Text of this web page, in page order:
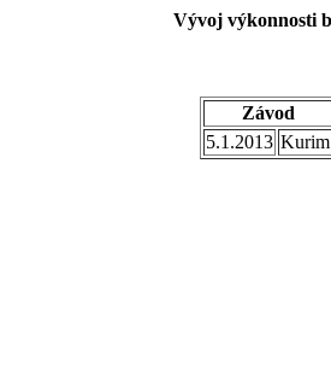
Vývoj výkonnosti
Závod
5.1.2013 Kurim